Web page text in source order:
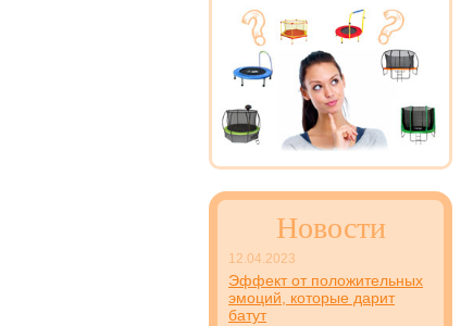
Новости
12.04.2023
Эффект от положительных
эмоций, которые дарит
батут